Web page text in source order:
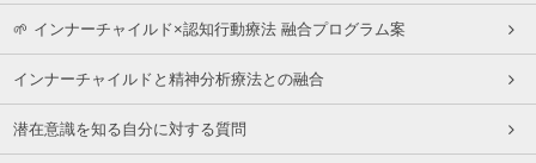
🌱 インナーチャイルド×認知行動療法 融合プログラム案
インナーチャイルドと精神分析療法との融合
潜在意識を知る自分に対する質問